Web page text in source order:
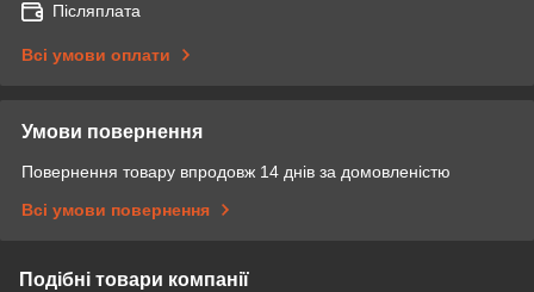
Післяплата
Всі умови оплати
Умови повернення
Повернення товару впродовж 14 днів за домовленістю
Всі умови повернення
Подібні товари компанії